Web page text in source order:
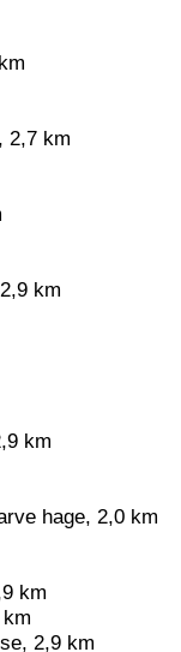
2,7 km
km
km
hage, 2,0 km
km
2,9 km